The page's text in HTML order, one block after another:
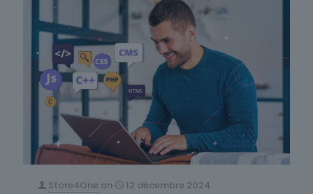
Store4One on 12 décembre 2024